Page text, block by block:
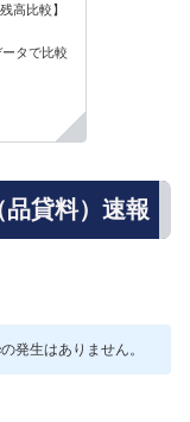
高比較】
タで比較
品貸料）速報
の発生はありません。